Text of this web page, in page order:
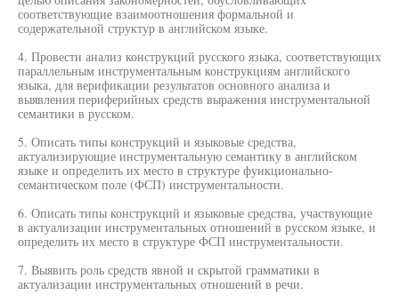
соответствующие взаимоотношения формальной и
содержательной структур в английском языке.
4. Провести анализ конструкций русского языка, соответствующих
параллельным инструментальным конструкциям английского
языка, для верификации результатов основного анализа и
выявления периферийных средств выражения инструментальной
семантики в русском.
5. Описать типы конструкций и языковые средства,
актуализирующие инструментальную семантику в английском
языке и определить их место в структуре функционально-
семантическом поле (ФСП) инструментальности.
6. Описать типы конструкций и языковые средства, участвующие
в актуализации инструментальных отношений в русском языке, и
определить их место в структуре ФСП инструментальности.
7. Выявить роль средств явной и скрытой грамматики в
актуализации инструментальных отношений в речи.